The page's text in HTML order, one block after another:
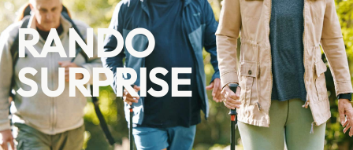
RANDO
SURPRISE